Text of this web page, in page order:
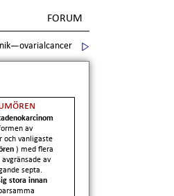
FORUM
av
och vanligaste
) med flera
av
septa.
stora innan